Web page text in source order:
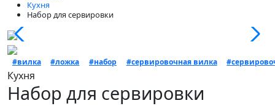
Кухня
Набор для сервировки
#вилка #ложка #набор #сервировочная вилка
Кухня
Набор для сервировки